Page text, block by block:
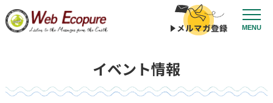
MENU
ン
キ
イベント情報